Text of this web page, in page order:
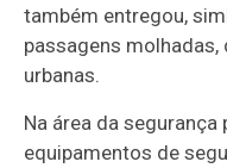
também entregou,
passagens
urbanas.
Na área da
equipamentos de